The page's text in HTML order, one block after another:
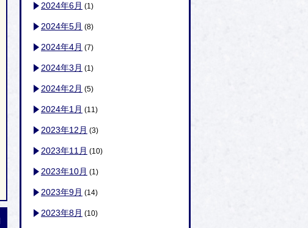
2024年6月 (1)
2024年5月 (8)
2024年4月 (7)
2024年3月 (1)
2024年2月 (5)
2024年1月 (11)
2023年12月 (3)
2023年11月 (10)
2023年10月 (1)
2023年9月 (14)
2023年8月 (10)